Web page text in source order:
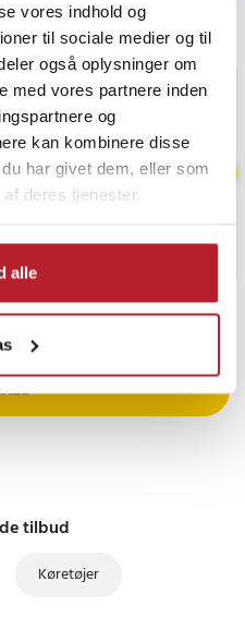
vores indhold og
til sociale medier og til
også oplysninger om
med vores partnere inden
og
kan kombinere disse
har givet dem, eller som
deres tjenester.
alle
tilbud
Køretøjer